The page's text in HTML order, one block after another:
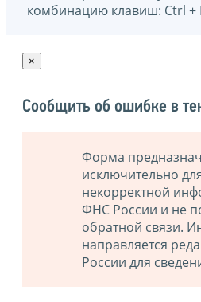
комбинацию клавиш: Ctrl +
×
Сообщить об ошибке в
Форма
исключительно
некорректной
ФНС России и не
обратной связи.
направляется
России для